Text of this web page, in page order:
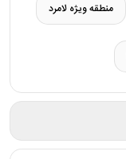
منطقه ویژه لامرد